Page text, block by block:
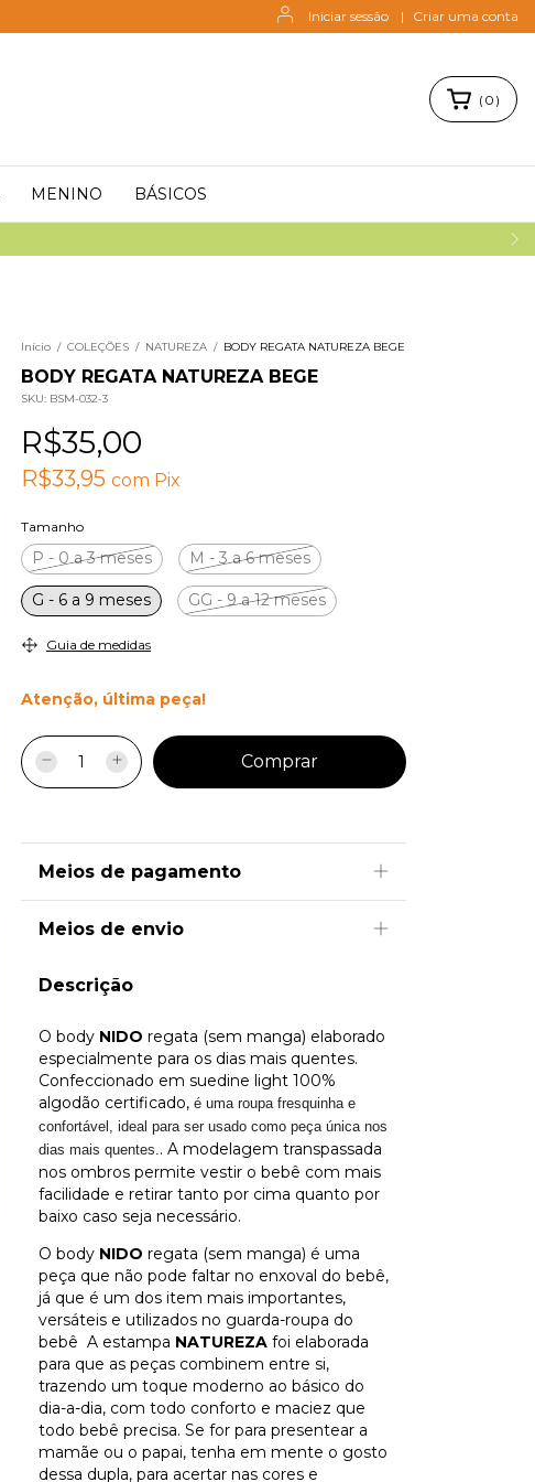
Iniciar sessão | Criar uma conta
( 0 )
MENINO BÁSICOS
Início / COLEÇÕES / NATUREZA / BODY REGATA NATUREZA BEGE
BODY REGATA NATUREZA BEGE
SKU: BSM-032-3
R$35,00
R$33,95 com Pix
Tamanho
P - 0 a 3 meses M - 3 a 6 meses
G - 6 a 9 meses GG - 9 a 12 meses
Guia de medidas
Atenção, última peça!
Meios de pagamento
Meios de envio
Descrição
O body NIDO regata (sem manga) elaborado
especialmente para os dias mais quentes.
Confeccionado em suedine light 100%
algodão certificado, é uma roupa fresquinha e
confortável, ideal para ser usado como peça única nos
dias mais quentes. . A modelagem transpassada
nos ombros permite vestir o bebê com mais
facilidade e retirar tanto por cima quanto por
baixo caso seja necessário.
O body NIDO regata (sem manga) é uma
peça que não pode faltar no enxoval do bebê,
já que é um dos item mais importantes,
versáteis e utilizados no guarda-roupa do
bebê A estampa NATUREZA foi elaborada
para que as peças combinem entre si,
trazendo um toque moderno ao básico do
dia-a-dia, com todo conforto e maciez que
todo bebê precisa. Se for para presentear a
mamãe ou o papai, tenha em mente o gosto
dessa dupla, para acertar nas cores e